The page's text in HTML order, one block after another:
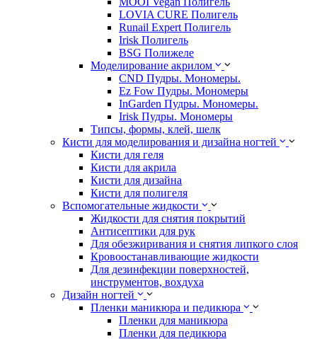
LOVIA CURE Полигель
Runail Expert Полигель
Irisk Полигель
BSG Полижеле
Моделирование акрилом
CND Пудры. Мономеры.
Ez Fow Пудры. Мономеры
InGarden Пудры. Мономеры.
Irisk Пудры. Мономеры
Типсы, формы, клей, шелк
Кисти для моделирования и дизайна ногтей
Кисти для геля
Кисти для акрила
Кисти для дизайна
Кисти для полигеля
Вспомогательные жидкости
Жидкости для снятия покрытий
Антисептики для рук
Для обезжиривания и снятия липкого слоя
Кровоостанавливающие жидкости
Для дезинфекции поверхностей,
инструментов, вохдуха
Дизайн ногтей
Пленки маникюра и педикюра
Пленки для маникюра
Пленки для педикюра